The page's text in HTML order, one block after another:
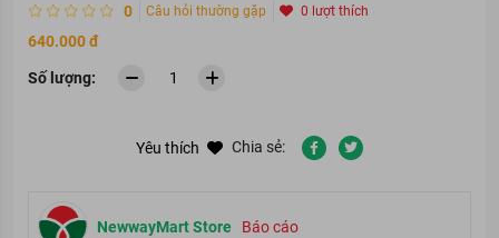
0 Câu hỏi thường gặp 0 lượt thích
640.000 đ
Số lượng:
NewwayMart Store Báo cáo
Yêu thích Chia sẻ: